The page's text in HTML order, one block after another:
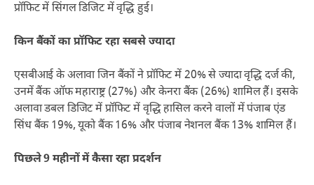
प्रॉफिट में सिंगल डिजिट में वृद्धि हुई।
किन बैंकों का प्रॉफिट रहा सबसे ज्यादा
एसबीआई के अलावा जिन बैंकों ने प्रॉफिट में 20% से ज्यादा वृद्धि दर्ज की,
उनमें बैंक ऑफ महाराष्ट्र (27%) और केनरा बैंक (26%) शामिल हैं। इसके
अलावा डबल डिजिट में प्रॉफिट में वृद्धि हासिल करने वालों में पंजाब एंड
सिंध बैंक 19%, यूको बैंक 16% और पंजाब नेशनल बैंक 13% शामिल हैं।
पिछले 9 महीनों में कैसा रहा प्रदर्शन